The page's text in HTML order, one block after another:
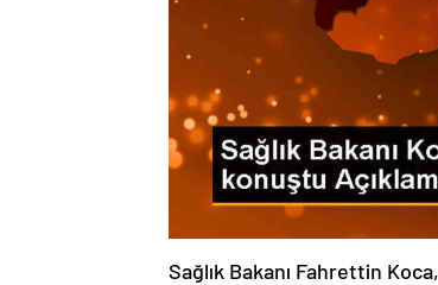
Sağlık Bakanı Fahrettin